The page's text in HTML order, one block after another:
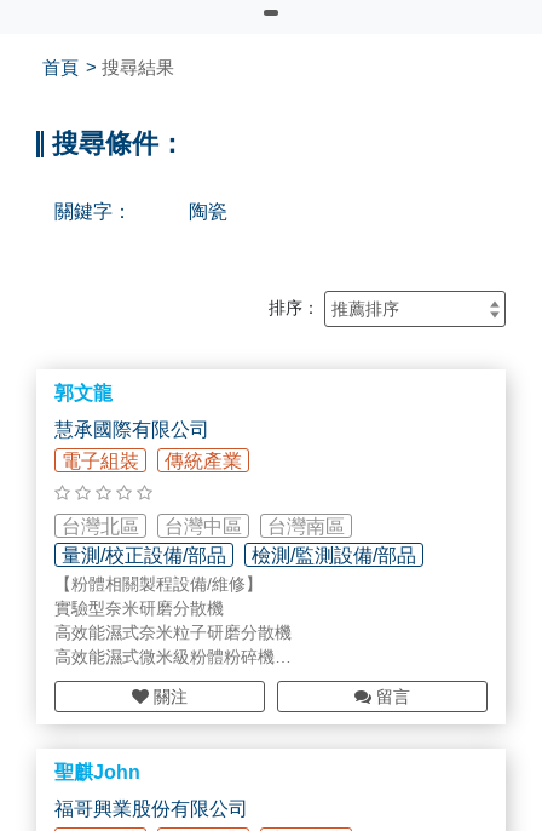
首頁 搜尋結果
搜尋條件：
關鍵字： 陶瓷
排序：
郭文龍
慧承國際有限公司
電子組裝
傳統產業
台灣北區 台灣中區
台灣南區
量測/校正設備/部品
檢測/監測設備/部品
儀器設備維修/校正
【粉體相關製程設備/維修】
實驗型奈米研磨分散機
高效能濕式奈米粒子研磨分散機
高效能濕式微米級粉體粉碎機
高速分散機
粉體燒成用氣氛爐
乾式粉體均質混和機
高效能
【粉體製程檢測、研發、QC】
桌上型掃描電子顯微鏡(SEM)
關注 留言
聖麒John
福哥興業股份有限公司